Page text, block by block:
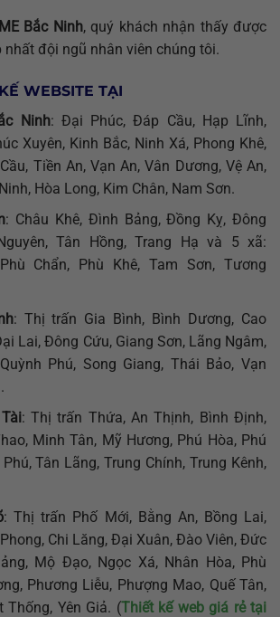
Bắc Ninh, quý khách nhận thấy được
nhất đội ngũ nhân viên chúng tôi.
WEBSITE TẠI
Ninh: Đại Phúc, Đáp Cầu, Hạp Lĩnh,
Xuyên, Kinh Bắc, Ninh Xá, Phong Khê,
Tiền An, Vạn An, Vân Dương, Vệ An,
Hòa Long, Kim Chân, Nam Sơn.
: Châu Khê, Đình Bảng, Đồng Kỵ, Đông
Tân Hồng, Trang Hạ và 5 xã:
Chẩn, Phù Khê, Tam Sơn, Tương
: Thị trấn Gia Bình, Bình Dương, Cao
Lai, Đông Cứu, Giang Sơn, Lãng Ngâm,
Phú, Song Giang, Thái Bảo, Vạn
: Thị trấn Thứa, An Thịnh, Bình Định,
Minh Tân, Mỹ Hương, Phú Hòa, Phú
Tân Lãng, Trung Chính, Trung Kênh,
: Thị trấn Phố Mới, Bằng An, Bồng Lai,
Chi Lăng, Đại Xuân, Đào Viên, Đức
Mộ Đạo, Ngọc Xá, Nhân Hòa, Phù
Phương Liễu, Phượng Mao, Quế Tân,
Thống, Yên Giả. (Thiết kế web giá rẻ tại